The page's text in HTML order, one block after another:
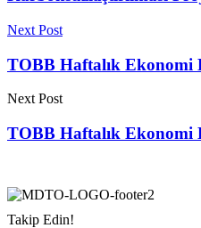
Next Post
TOBB Haftalık Ekonomi
Next Post
TOBB Haftalık Ekonomi
Takip Edin!